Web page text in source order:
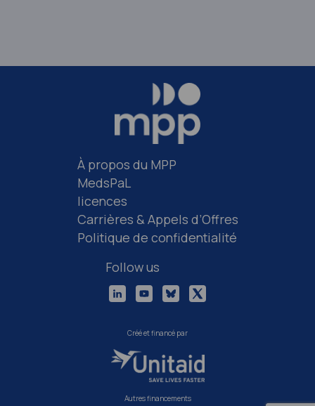
À propos du MPP
MedsPaL
licences
Carrières & Appels d’Offres
Politique de confidentialité
Follow us
Créé et financé par
Autres financements